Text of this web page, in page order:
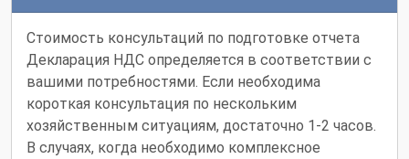
Стоимость консультаций по подготовке отчета
Декларация НДС определяется в соответствии с
вашими потребностями. Если необходима
короткая консультация по нескольким
хозяйственным ситуациям, достаточно 1-2 часов.
В случаях, когда необходимо комплексное